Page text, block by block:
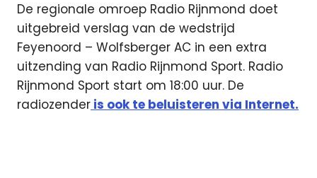
De regionale omroep Radio Rijnmond doet
uitgebreid verslag van de wedstrijd
Feyenoord – Wolfsberger AC in een extra
uitzending van Radio Rijnmond Sport. Radio
Rijnmond Sport start om 18:00 uur. De
radiozender is ook te beluisteren via Internet.